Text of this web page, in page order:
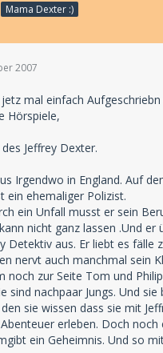
du Dialoge wie:
regnet das heute wieder!
man dann einfach...
Mama Dexter :)
2007
mal einfach
Hörspiele,
Jeffrey Dexter.
Irgendwo in England. Auf
ein ehemaliger Polizist.
ein Unfall musst er sein
nicht ganz lassen .Und
Detektiv aus. Er liebt es fälle
nervt auch manchmal sein
noch zur Seite Tom und
sind nachpaar Jungs. Und sie
sie wissen dass sie mit
erleben. Doch noch
ein Geheimnis. Und so